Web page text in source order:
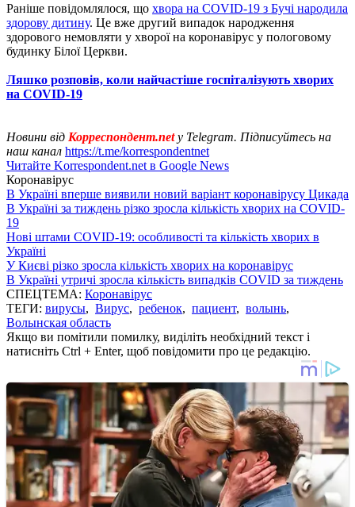
Раніше повідомлялося, що хвора на COVID-19 з Бучі народила
здорову дитину. Це вже другий випадок народження
здорового немовляти у хворої на коронавірус у пологовому
будинку Білої Церкви.
Ляшко розповів, коли найчастіше госпіталізують хворих
на COVID-19
Новини від Корреспондент.net у Telegram. Підписуйтесь на
наш канал https://t.me/korrespondentnet
Читайте Korrespondent.net в Google News
Коронавірус
В Україні вперше виявили новий варіант коронавірусу Цикада
В Україні за тиждень різко зросла кількість хворих на COVID-
19
Нові штами COVID-19: особливості та кількість хворих в
Україні
У Києві різко зросла кількість хворих на коронавірус
В Україні утричі зросла кількість випадків COVID за тиждень
СПЕЦТЕМА: Коронавірус
ТЕГИ: вирусы, Вирус, ребенок, пациент, волынь,
Волынская область
Якщо ви помітили помилку, виділіть необхідний текст і
натисніть Ctrl + Enter, щоб повідомити про це редакцію.